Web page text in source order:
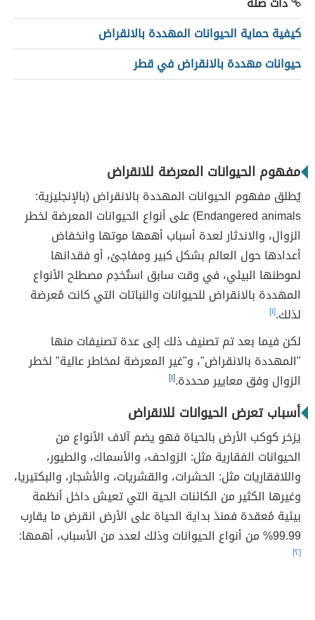
كيفية حماية الحيوانات المهددة بالانقراض
حيوانات مهددة بالانقراض في قطر
مفهوم الحيوانات المعرضة للانقراض
يُطلق مفهوم الحيوانات المهددة بالانقراض (بالإنجليزية:
Endangered animals) على أنواع الحيوانات المعرضة لخطر
الزوال، والاندثار لعدة أسباب أهمها موتها وانخفاض
أعدادها حول العالم بشكل كبير ومفاجئ، أو فقدانها
لموطنها البيئي، في وقت سابق استُخدِم مصطلح الأنواع
المهددة بالانقراض للحيوانات والنباتات التي كانت مُعرضة
لذلك.[١]
لكن فيما بعد تم تصنيف ذلك إلى عدة تصنيفات منها
"المهددة بالانقراض"، و"غير المعرضة لمخاطر عالية" لخطر
الزوال وفق معايير محددة.[١]
أسباب تعرض الحيوانات للانقراض
يَزخر كوكب الأرض بالحياة فهو يضم آلاف الأنواع من
الحيوانات الفقارية مثل: الزواحف، والأسماك، والطيور،
واللافقاريات مثل: الحشرات، والقشريات، والأشجار، والبكتيريا،
وغيرها الكثير من الكائنات الحية التي تعيش داخل أنظمة
بيئية مُعقدة فمنذ بداية الحياة على الأرض انقرض ما يقارب
99.99% من أنواع الحيوانات وذلك لعدد من الأسباب، أهمها:
[٢]